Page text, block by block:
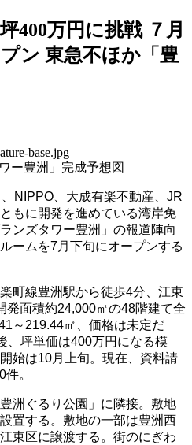
400万円に挑戦 ７月
ン 東急不ほか「豊
ー豊洲」完成予想図
NIPPO 、大成有楽不動産、 JR
もに開発を進めている湾岸免
ンズタワー豊洲」の報道陣向
ームを7月下旬にオープンする
町線豊洲駅から徒歩4分、江東
発面積約24,000㎡の48階建て全
～ 219.44㎡、価格は未定だ
、坪単価は400万円になる模
始は10月上旬。現在、資料請
件。
洲ぐるり公園」に隣接。敷地
置する。敷地の一部は豊洲西
東区に譲渡する。街のにぎわ